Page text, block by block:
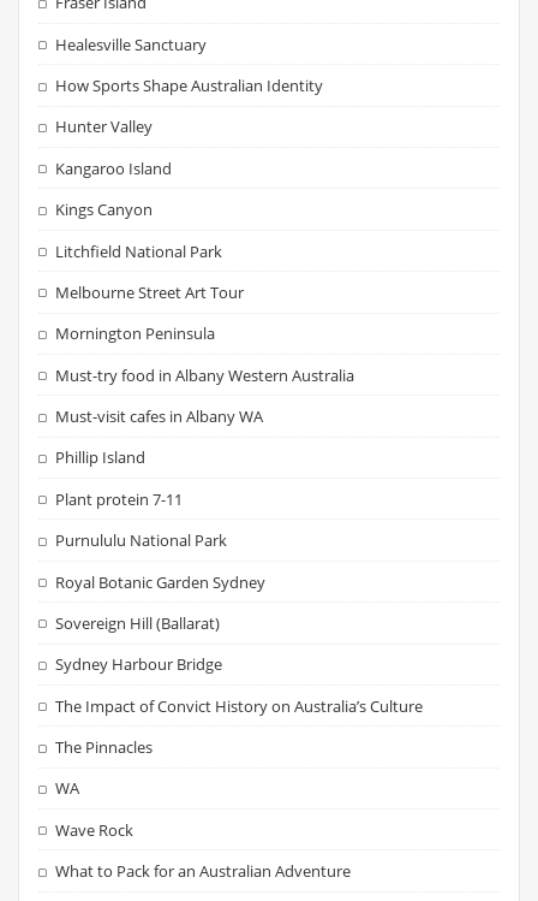
Healesville Sanctuary
How Sports Shape Australian Identity
Hunter Valley
Kangaroo Island
Kings Canyon
Litchfield National Park
Melbourne Street Art Tour
Mornington Peninsula
Must-try food in Albany Western Australia
Must-visit cafes in Albany WA
Phillip Island
Plant protein 7-11
Purnululu National Park
Royal Botanic Garden Sydney
Sovereign Hill (Ballarat)
Sydney Harbour Bridge
The Impact of Convict History on Australia’s Culture
The Pinnacles
WA
Wave Rock
What to Pack for an Australian Adventure